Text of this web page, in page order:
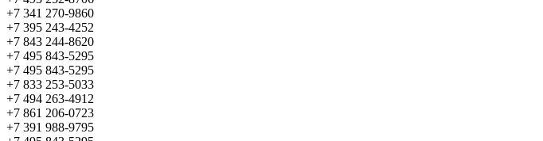
+7 341 270-9860
+7 395 243-4252
+7 843 244-8620
+7 495 843-5295
+7 495 843-5295
+7 833 253-5033
+7 494 263-4912
+7 861 206-0723
+7 391 988-9795